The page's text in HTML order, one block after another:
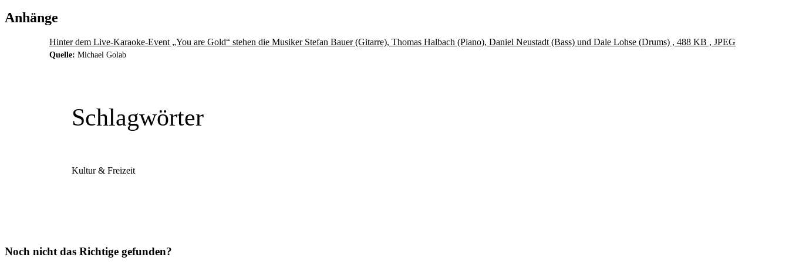
Anhänge
Hinter dem Live-Karaoke-Event „You are Gold“ stehen die Musiker Stefan Bauer (Gitarre), Thomas Halbach (Piano), Daniel Neustadt (Bass) und Dale Lohse (Drums) , 488 KB , JPEG
Quelle: Michael Golab
Schlagwörter
Kultur & Freizeit
Noch nicht das Richtige gefunden?